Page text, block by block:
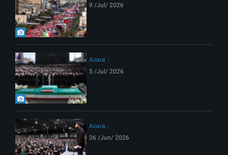
9 /Jul/ 2026
Acara
5 /Jul/ 2026
Acara
26 /Jun/ 2026